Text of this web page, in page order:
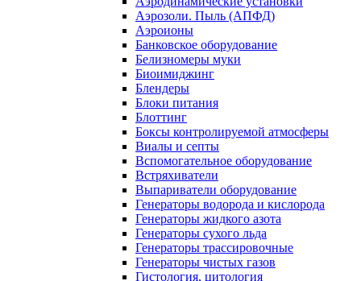
Аэрозоли. Пыль (АПФД)
Аэроионы
Банковское оборудование
Белизномеры муки
Биоимиджинг
Блендеры
Блоки питания
Блоттинг
Боксы контролируемой атмосферы
Виалы и септы
Вспомогательное оборудование
Встряхиватели
Выпариватели оборудование
Генераторы водорода и кислорода
Генераторы жидкого азота
Генераторы сухого льда
Генераторы трассировочные
Генераторы чистых газов
Гистология, цитология